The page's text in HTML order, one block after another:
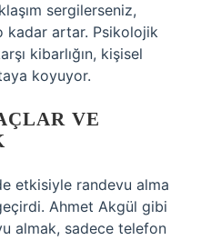
sergilerseniz,
kadar artar. Psikolojik
kibarlığın, kişisel
koyuyor.
VE
etkisiyle randevu alma
Ahmet Akgül gibi
almak, sadece telefon